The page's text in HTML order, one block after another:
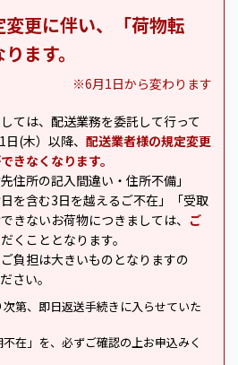
更に伴い、「荷物転
ます。
※6月1日から変わります
ては、配送業務を委託して行って
(木）以降、 配送業者様の規定変更
きなくなります。
住所の記入間違い・住所不備」
を含む3日を越えるご不在」「受取
きないお荷物につきましては、 ご
くこととなります。
負担は大きいものとなりますの
さい。
第、即日返送手続きに入らせていた
不在」を、必ずご確認の上お申込みく